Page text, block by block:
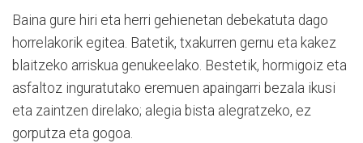
Baina gure hiri eta herri gehienetan debekatuta dago
horrelakorik egitea. Batetik, txakurren gernu eta kakez
blaitzeko arriskua genukeelako. Bestetik, hormigoiz eta
asfaltoz inguratutako eremuen apaingarri bezala ikusi
eta zaintzen direlako; alegia bista alegratzeko, ez
gorputza eta gogoa.